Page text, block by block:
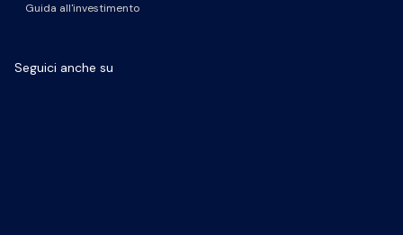
Guida all'investimento
Seguici anche su